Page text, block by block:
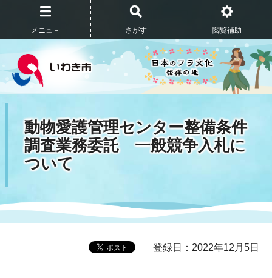
メニュ－ さがす 閲覧補助
動物愛護管理センター整備条件
調査業務委託 一般競争入札に
ついて
登録日：2022年12月5日